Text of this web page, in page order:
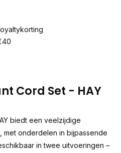
Cord Set - HAY
biedt een veelzijdige
onderdelen in bijpassende
in twee uitvoeringen –